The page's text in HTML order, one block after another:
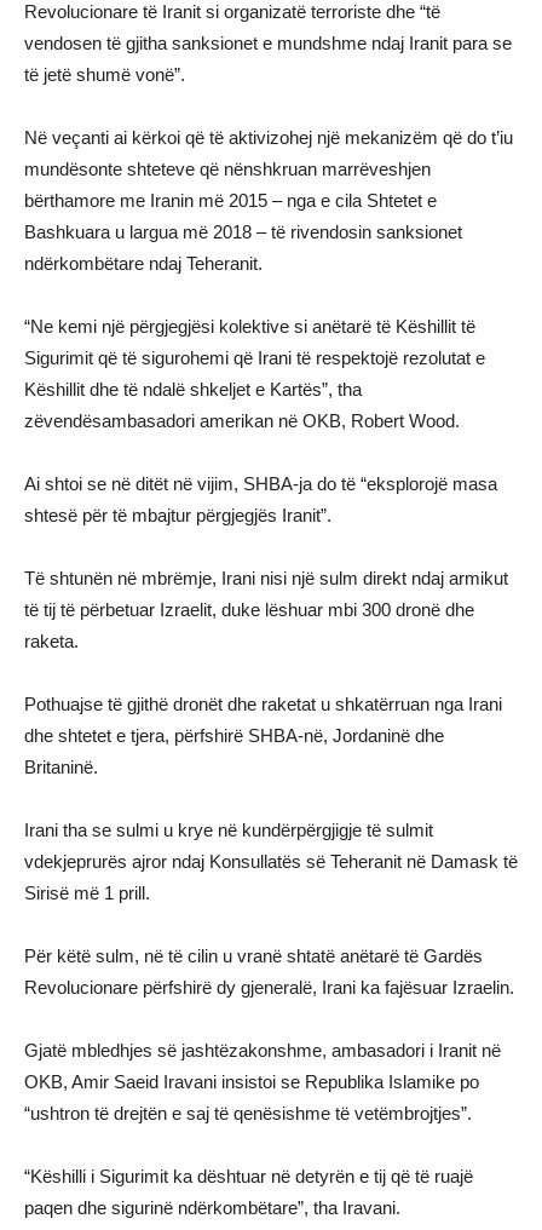
Revolucionare të Iranit si organizatë terroriste dhe “të
vendosen të gjitha sanksionet e mundshme ndaj Iranit para se
të jetë shumë vonë”.
Në veçanti ai kërkoi që të aktivizohej një mekanizëm që do t’iu
mundësonte shteteve që nënshkruan marrëveshjen
bërthamore me Iranin më 2015 – nga e cila Shtetet e
Bashkuara u largua më 2018 – të rivendosin sanksionet
ndërkombëtare ndaj Teheranit.
“Ne kemi një përgjegjësi kolektive si anëtarë të Këshillit të
Sigurimit që të sigurohemi që Irani të respektojë rezolutat e
Këshillit dhe të ndalë shkeljet e Kartës”, tha
zëvendësambasadori amerikan në OKB, Robert Wood.
Ai shtoi se në ditët në vijim, SHBA-ja do të “eksplorojë masa
shtesë për të mbajtur përgjegjës Iranit”.
Të shtunën në mbrëmje, Irani nisi një sulm direkt ndaj armikut
të tij të përbetuar Izraelit, duke lëshuar mbi 300 dronë dhe
raketa.
Pothuajse të gjithë dronët dhe raketat u shkatërruan nga Irani
dhe shtetet e tjera, përfshirë SHBA-në, Jordaninë dhe
Britaninë.
Irani tha se sulmi u krye në kundërpërgjigje të sulmit
vdekjeprurës ajror ndaj Konsullatës së Teheranit në Damask të
Sirisë më 1 prill.
Për këtë sulm, në të cilin u vranë shtatë anëtarë të Gardës
Revolucionare përfshirë dy gjeneralë, Irani ka fajësuar Izraelin.
Gjatë mbledhjes së jashtëzakonshme, ambasadori i Iranit në
OKB, Amir Saeid Iravani insistoi se Republika Islamike po
“ushtron të drejtën e saj të qenësishme të vetëmbrojtjes”.
“Këshilli i Sigurimit ka dështuar në detyrën e tij që të ruajë
paqen dhe sigurinë ndërkombëtare”, tha Iravani.